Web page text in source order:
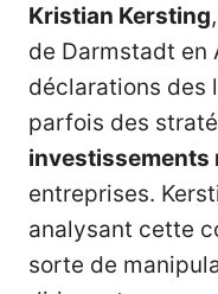
Kristian Kersting
de Darmstadt en
déclarations des
parfois des
investissements
entreprises.
analysant cette
sorte de